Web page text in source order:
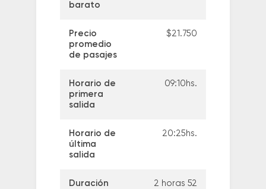
barato
Precio
promedio
de pasajes
$21.750
Horario de
primera
salida
09:10hs.
Horario de
última
salida
20:25hs.
Duración
2 horas 52